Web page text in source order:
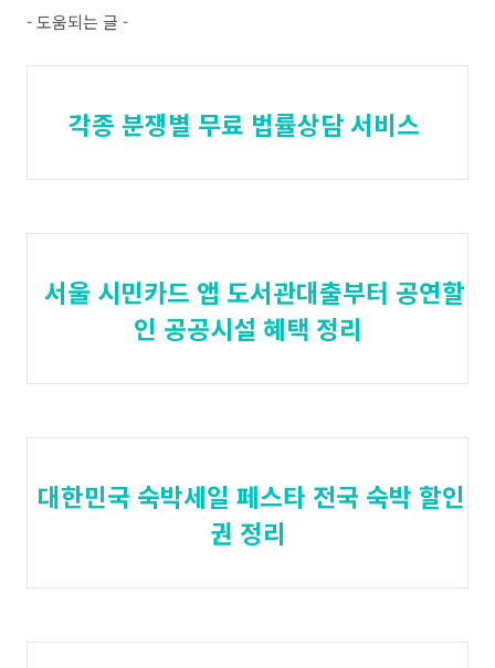
- 도움되는 글 -
각종 분쟁별 무료 법률상담 서비스
서울 시민카드 앱 도서관대출부터 공연할
인 공공시설 혜택 정리
대한민국 숙박세일 페스타 전국 숙박 할인
권 정리